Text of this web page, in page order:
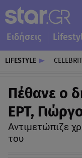
Ειδήσεις
LIFESTYLE
Πέθανε ο
ΕΡΤ,
Αντιμετώπιζε
του